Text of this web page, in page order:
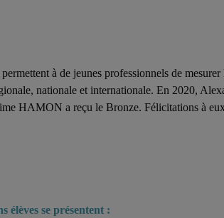
à de jeunes professionnels de
nationale et internationale. En 2020,
HAMON a reçu le Bronze. Félicitations à
élèves se présentent :